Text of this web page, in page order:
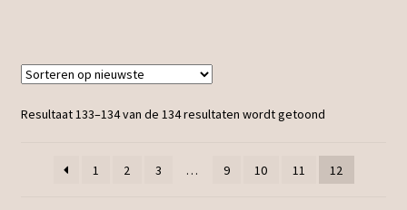
Resultaat 133–134 van de 134 resultaten wordt getoond
1 2 3 … 9 10 11 12